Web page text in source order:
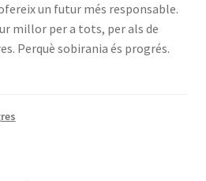
un futur més responsable.
millor per a tots, per als de
Perquè sobirania és progrés.